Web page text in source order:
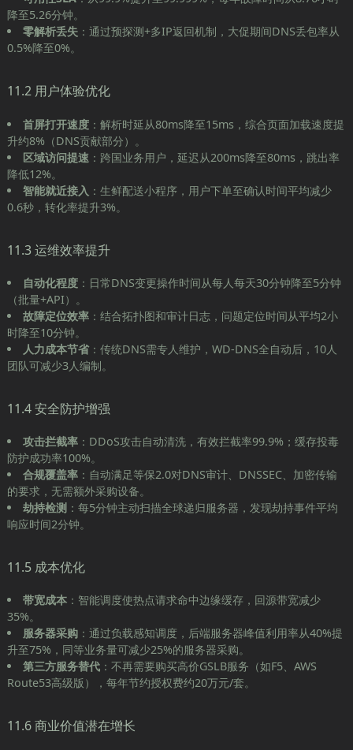
降至5.26分钟。
零解析丢失 ：通过预探测+多IP返回机制，大促期间DNS丢包率从
0.5%降至0%。
11.2 用户体验优化
首屏打开速度 ：解析时延从80ms降至15ms，综合页面加载速度提
升约8%（DNS贡献部分）。
区域访问提速 ：跨国业务用户，延迟从200ms降至80ms，跳出率
降低12%。
智能就近接入 ：生鲜配送小程序，用户下单至确认时间平均减少
0.6秒，转化率提升3%。
11.3 运维效率提升
自动化程度 ：日常DNS变更操作时间从每人每天30分钟降至5分钟
（批量+API）。
故障定位效率 ：结合拓扑图和审计日志，问题定位时间从平均2小
时降至10分钟。
人力成本节省：传统DNS需专人维护，WD-DNS全自动后，10人
团队可减少3人编制。
11.4 安全防护增强
攻击拦截率 ：DDoS攻击自动清洗，有效拦截率99.9%；缓存投毒
防护成功率100%。
合规覆盖率 ：自动满足等保2.0对DNS审计、DNSSEC、加密传输
的要求，无需额外采购设备。
劫持检测 ：每5分钟主动扫描全球递归服务器，发现劫持事件平均
响应时间2分钟。
11.5 成本优化
带宽成本 ：智能调度使热点请求命中边缘缓存，回源带宽减少
35%。
服务器采购 ：通过负载感知调度，后端服务器峰值利用率从40%提
升至75%，同等业务量可减少25%的服务器采购。
第三方服务替代 ：不再需要购买高价GSLB服务（如F5、AWS
Route53高级版），每年节约授权费约20万元/套。
11.6 商业价值潜在增长